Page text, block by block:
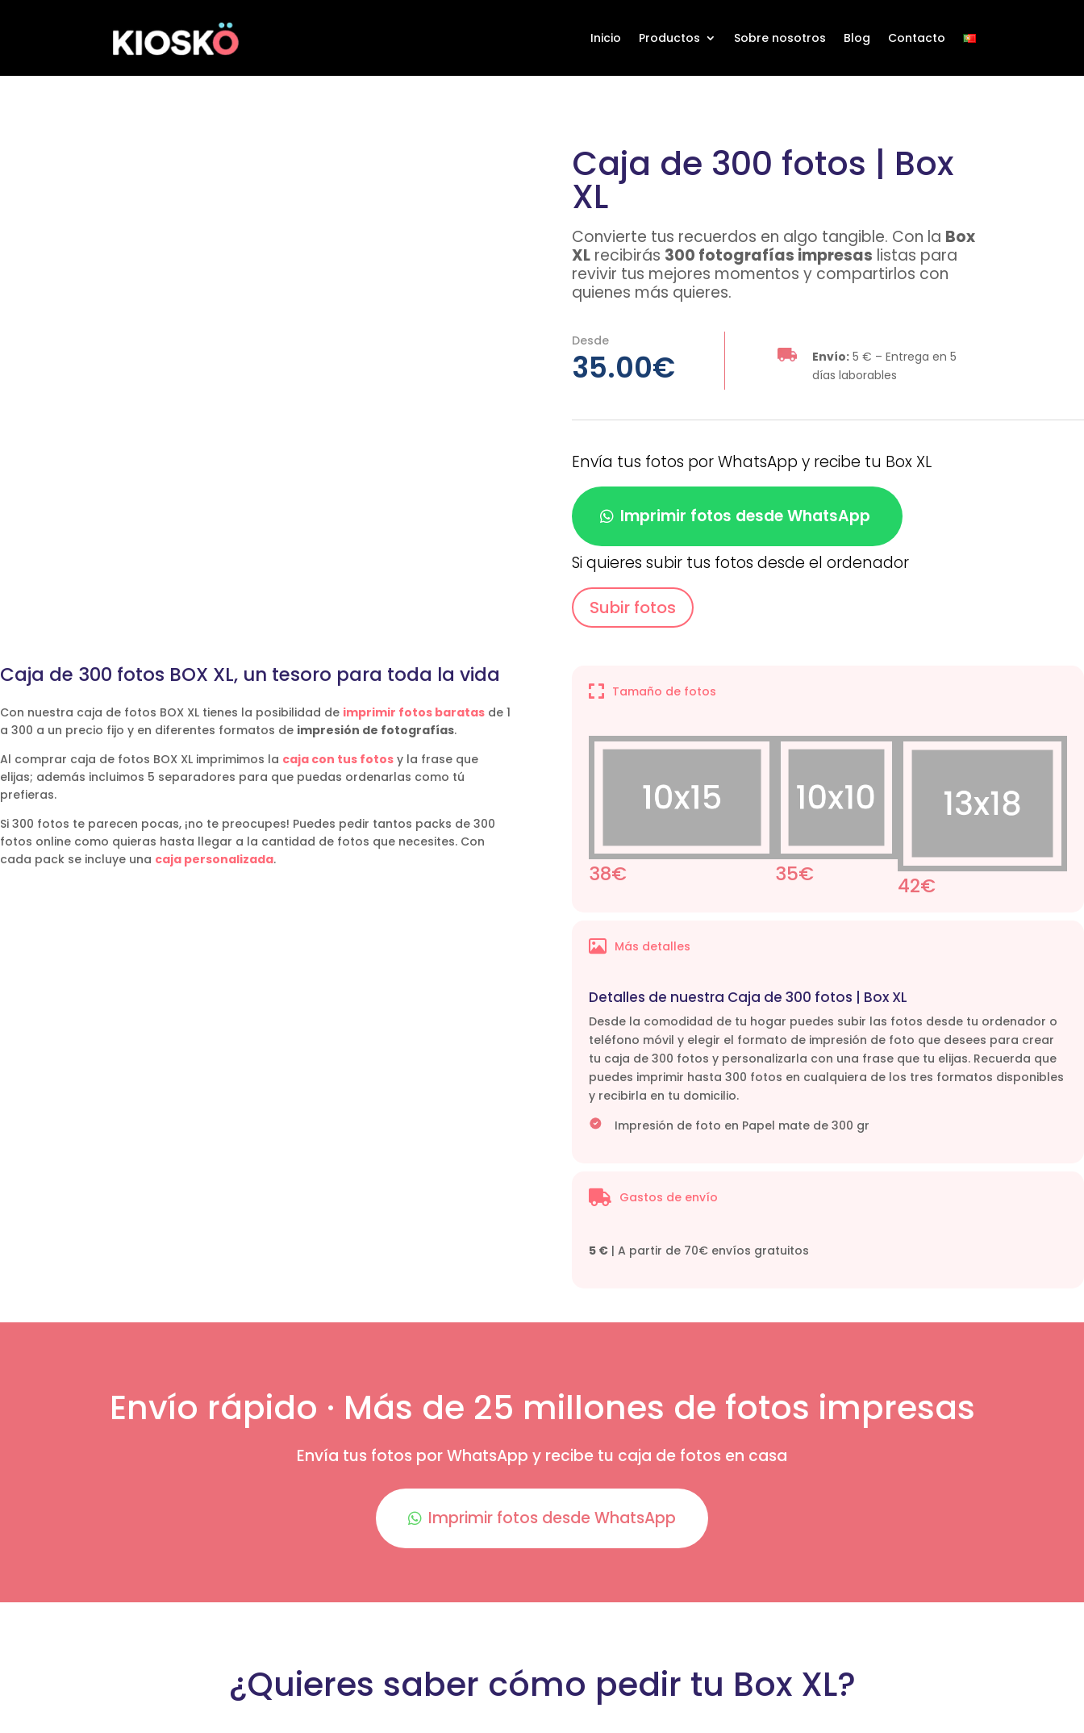
Inicio Productos Sobre nosotros Blog Contacto
Caja de 300 fotos | Box
XL
Convierte tus recuerdos en algo tangible. Con la Box
XLrecibirás 300 fotografías impresas listas para
revivir tus mejores momentos y compartirlos con
quienes más quieres.
Desde
35.00€ Envío:5 € – Entrega en 5
días laborables
Envía tus fotos por WhatsApp y recibe tu Box XL
Imprimir fotos desde WhatsApp
Si quieres subir tus fotos desde el ordenador
Subir fotos
Caja de 300 fotos BOX XL, un tesoro para toda la vida
Con nuestra caja de fotos BOX XL tienes la posibilidad de imprimir fotos baratas de 1
a 300 a un precio fijo y en diferentes formatos de impresión de fotografías.
Al comprar caja de fotos BOX XL imprimimos la caja con tus fotos y la frase que
elijas; además incluimos 5 separadores para que puedas ordenarlas como tú
prefieras.
Si 300 fotos te parecen pocas, ¡no te preocupes! Puedes pedir tantos packs de 300
fotos online como quieras hasta llegar a la cantidad de fotos que necesites. Con
cada pack se incluye una caja personalizada.
 Tamaño de fotos
38€ 35€ 42€
 Más detalles
Detalles de nuestra Caja de 300 fotos | Box XL
Desde la comodidad de tu hogar puedes subir las fotos desde tu ordenador o
teléfono móvil y elegir el formato de impresión de foto que desees para crear
tu caja de 300 fotos y personalizarla con una frase que tu elijas. Recuerda que
puedes imprimir hasta 300 fotos en cualquiera de los tres formatos disponibles
y recibirla en tu domicilio.
Impresión de foto en Papel mate de 300 gr
 Gastos de envío
5 €| A partir de 70€ envíos gratuitos
Envío rápido · Más de 25 millones de fotos impresas
Envía tus fotos por WhatsApp y recibe tu caja de fotos en casa
Imprimir fotos desde WhatsApp
¿Quieres saber cómo pedir tu Box XL?